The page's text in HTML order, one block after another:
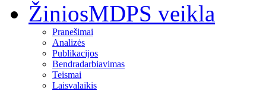
ŽiniosMDPS veikla
Pranešimai
Analizės
Publikacijos
Bendradarbiavimas
Teismai
Laisvalaikis